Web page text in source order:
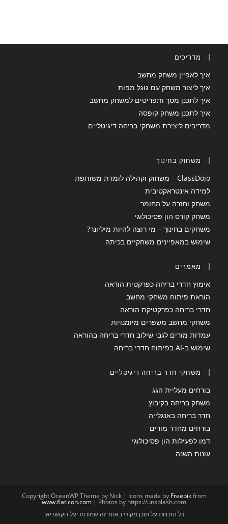
מדריכים
איך לאפיין משחק מחשב
איך ליצור משחק עם גוגל מפות
איך לתכנן מסך ותפריטים למשחק מחשב
איך לתכנן משחק קופסה
מדריכים ליצירת משחקי בריחה דיגיטליים
משחוק בחינוך
ClassDojo – משחוק וקהילה לומדת משותפת
למידה אינטראקטיבית
משחק וחזרה על החומר
משחק קורס הון פסיכולוגי
משחקים בחינוך – מי רוצה להיות מיליונר?
שימוש במאפיינים משחקיים בכיתה
מאמרים
אימוץ חדרי בריחה כפרקטית הוראה
הוראת פיתוח משחקי מחשב
חדרי בריחה כפרקטיקת הוראה
משחקי מחשב משפרים מיומנויות
עמדות מורים לגבי שילוב חדרי בריחה בהוראה
שימוש ב-AI בפיתוח חדרי בריחה
משחקי חדר בריחה דיגיטליים
בורחים מעליית הגג
משחק בריחה בקיבוץ
חדר בריחה באנגלייה
בורחים מחדר מורים
דמו לפעילות הון פסיכולוגי
עונות השנה
Copyright OceanWP Theme by Nick | Icons made by Freepikfrom
www.flaticon.com | Photos by https://unsplash.com
כל הזכויות על תוכן מקורי באתר זה שמורות יעל חקשוריאן